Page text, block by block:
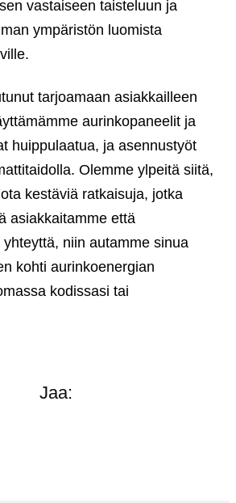
vastaiseen taisteluun ja
ympäristön luomista
tarjoamaan asiakkailleen
aurinkopaneelit ja
huippulaatua, ja asennustyöt
Olemme ylpeitä siitä,
kestäviä ratkaisuja, jotka
asiakkaitamme että
niin autamme sinua
kohti aurinkoenergian
kodissasi tai
Jaa: